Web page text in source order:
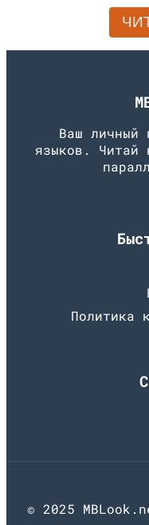
Ваш личный
языков. Читай
Политика
© 2025